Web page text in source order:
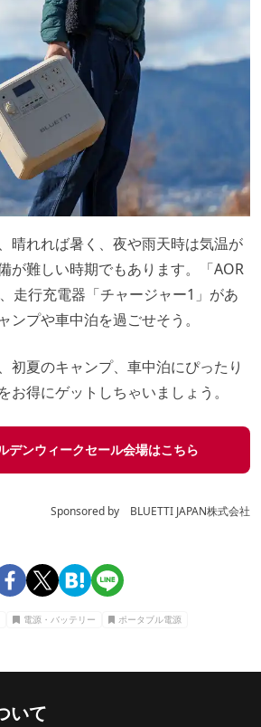
晴れれば暑く、夜や雨天時は気温が
が難しい時期でもあります。「AOR
走行充電器「チャージャー1」があ
ンプや車中泊を過ごせそう。
初夏のキャンプ、車中泊にぴったり
お得にゲットしちゃいましょう。
デンウィークセール会場はこちら
Sponsored by BLUETTI JAPAN株式会社
電源・バッテリー ポータブル電源
いて